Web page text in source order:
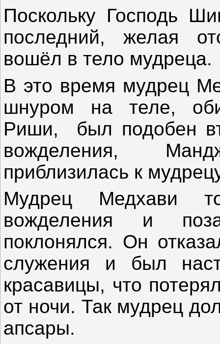
Поскольку Господь
последний, желая
вошёл в тело мудреца.
В это время мудрец
шнуром на теле,
Риши, был подобен
вожделения,
приблизилась к
Мудрец Медхави
вожделения и
поклонялся. Он
служения и был
красавицы, что
от ночи. Так мудрец
апсары.